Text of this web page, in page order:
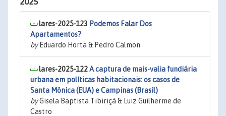
lares-2025-123 Podemos Falar Dos
Apartamentos?
byEduardo Horta & Pedro Calmon
lares-2025-122A captura de mais-valia fundiária
urbana em políticas habitacionais: os casos de
Santa Mônica (EUA) e Campinas (Brasil)
byGisela Baptista Tibiriçá & Luiz Guilherme de
Castro